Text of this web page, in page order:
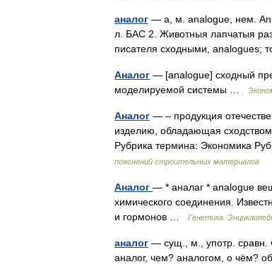
аналог — а, м. analogue, нем.
л. БАС 2. Животныя лапчатыя
писателя сходными,
Аналог — [analogue] сходный
моделируемой системы …
Аналог — – продукция
изделию, обладающая
Рубрика термина: Экономика
пояснений строительных материалов
Аналог — * аналаг * analogue
химического соединения.
и гормонов …
Генетика.
аналог — сущ., м., употр. сравн.
аналог, чем? аналогом, о чём?